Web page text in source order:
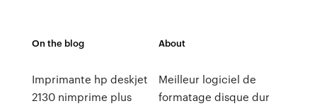
On the blog
Imprimante hp deskjet
2130 nimprime plus
About
Meilleur logiciel de
formatage disque dur